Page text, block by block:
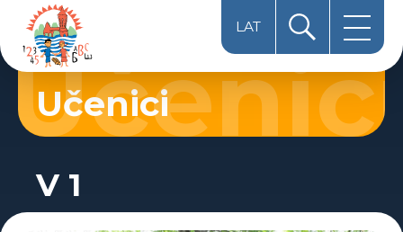
LAT
HUN
ЋИР
Učenici
V 1